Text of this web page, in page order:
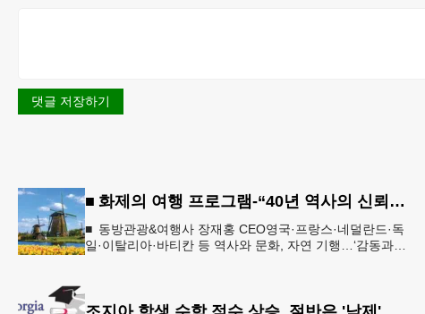
댓글 저장하기
■ 화제의 여행 프로그램-“40년 역사의 신뢰… 서유럽 8개국 13일 대장정”
■ 동방관광&여행사 장재홍 CEO영국·프랑스·네덜란드·독
일·이탈리아·바티칸 등 역사와 문화, 자연 기행…‘감동과